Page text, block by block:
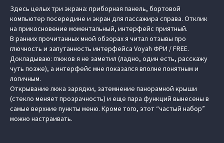
Здесь целых три экрана: приборная панель, бортовой
компьютер посередине и экран для пассажира справа. Отклик
на прикосновение моментальный, интерфейс приятный.
В ранних прочитанных мной обзорах я читал отзывы про
глючность и запутанность интерфейса Voyah ФРИ / FREE.
Докладываю: глюков я не заметил (ладно, один есть, расскажу
чуть позже), а интерфейс мне показался вполне понятным и
логичным.
Открывание люка зарядки, затемнение панорамной крыши
(стекло меняет прозрачность) и еще пара функций вынесены в
самые верхние пункты меню. Кроме того, этот “частый набор”
можно настраивать.